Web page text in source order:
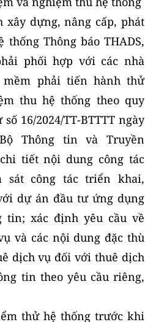
xây dựng, nâng cấp, phát
Thông báo THADS,
phối hợp với các nhà
phải tiến hành thử
thu hệ thống theo quy
16/2024/TT-BTTTT ngày
Bộ Thông tin và Truyền
tiết nội dung công tác
sát công tác triển khai,
dự án đầu tư ứng dụng
tin; xác định yêu cầu về
và các nội dung đặc thù
dịch vụ đối với thuê dịch
tin theo yêu cầu riêng,
thử hệ thống trước khi